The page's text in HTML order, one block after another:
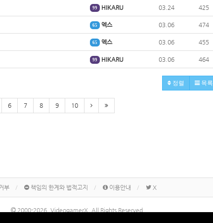
99 HIKARU 03.24 425
65 엑스 03.06 474
65 엑스 03.06 455
99 HIKARU 03.06 464
정렬 목록
6 7 8 9 10
부 책임의 한계와 법적고지 이용안내 X
2000-2026, VideogamerX. All Rights Reserved.